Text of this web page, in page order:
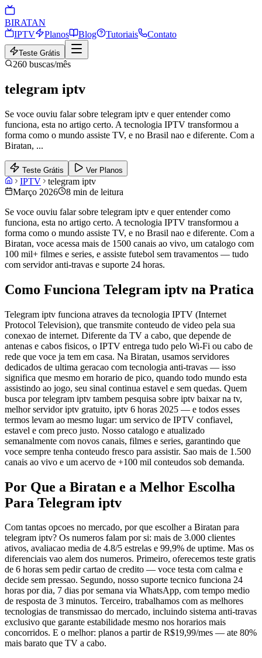
BIRATAN
IPTV
Planos Blog Tutoriais Contato
Teste Grátis
260 buscas/mês
telegram iptv
Se voce ouviu falar sobre telegram iptv e quer entender como
funciona, esta no artigo certo. A tecnologia IPTV transformou a
forma como o mundo assiste TV, e no Brasil nao e diferente. Com a
Biratan, ...
Teste Grátis Ver Planos
IPTV
telegram iptv
Março 2026
8 min de leitura
Se voce ouviu falar sobre telegram iptv e quer entender como
funciona, esta no artigo certo. A tecnologia IPTV transformou a
forma como o mundo assiste TV, e no Brasil nao e diferente. Com a
Biratan, voce acessa mais de 1500 canais ao vivo, um catalogo com
100 mil+ filmes e series, e assiste futebol sem travamentos — tudo
com servidor anti-travas e suporte 24 horas.
Como Funciona Telegram iptv na Pratica
Telegram iptv funciona atraves da tecnologia IPTV (Internet
Protocol Television), que transmite conteudo de video pela sua
conexao de internet. Diferente da TV a cabo, que depende de
antenas e cabos fisicos, o IPTV entrega tudo pelo Wi-Fi ou cabo de
rede que voce ja tem em casa. Na Biratan, usamos servidores
dedicados de ultima geracao com tecnologia anti-travas — isso
significa que mesmo em horario de pico, quando todo mundo esta
assistindo ao jogo, seu sinal continua estavel e sem quedas. Quem
busca por telegram iptv tambem pesquisa sobre iptv baixar na tv,
melhor servidor iptv gratuito, iptv 6 horas 2025 — e todos esses
termos levam ao mesmo lugar: um servico de IPTV confiavel,
estavel e com preco justo. Nosso catalogo e atualizado
semanalmente com novos canais, filmes e series, garantindo que
voce sempre tenha conteudo fresco para assistir. Sao mais de 1.500
canais ao vivo e um acervo de +100 mil conteudos sob demanda.
Por Que a Biratan e a Melhor Escolha
Para Telegram iptv
Com tantas opcoes no mercado, por que escolher a Biratan para
telegram iptv? Os numeros falam por si: mais de 3.000 clientes
ativos, avaliacao media de 4.8/5 estrelas e 99,9% de uptime. Mas os
diferenciais vao alem dos numeros. Primeiro, oferecemos teste gratis
de 6 horas sem pedir cartao de credito — voce testa com calma e
decide sem pressao. Segundo, nosso suporte tecnico funciona 24
horas por dia, 7 dias por semana via WhatsApp, com tempo medio
de resposta de 3 minutos. Terceiro, trabalhamos com as melhores
tecnologias de transmissao do mercado, incluindo sistema anti-travas
exclusivo que garante estabilidade mesmo nos horarios mais
concorridos. E o melhor: planos a partir de R$19,99/mes — ate 80%
mais barato que TV a cabo.